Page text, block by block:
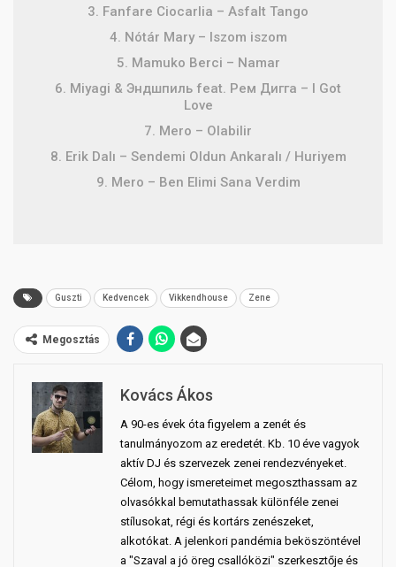
3. Fanfare Ciocarlia – Asfalt Tango
4. Nótár Mary – Iszom iszom
5. Mamuko Berci – Namar
6. Miyagi & Эндшпиль feat. Рем Дигга – I Got
Love
7. Mero – Olabilir
8. Erik Dalı – Sendemi Oldun Ankaralı / Huriyem
9. Mero – Ben Elimi Sana Verdim
Guszti Kedvencek Vikkendhouse Zene
Megosztás
Kovács Ákos
A 90-es évek óta figyelem a zenét és
tanulmányozom az eredetét. Kb. 10 éve vagyok
aktív DJ és szervezek zenei rendezvényeket.
Célom, hogy ismereteimet megoszthassam az
olvasókkal bemutathassak különféle zenei
stílusokat, régi és kortárs zenészeket,
alkotókat. A jelenkori pandémia beköszöntével
a "Szaval a jó öreg csallóközi" szerkesztője és